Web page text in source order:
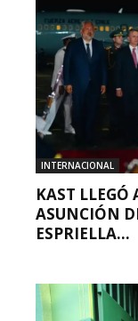
INTERNACIONAL
KAST LLEGÓ
ASUNCIÓN
ESPRIELLA...